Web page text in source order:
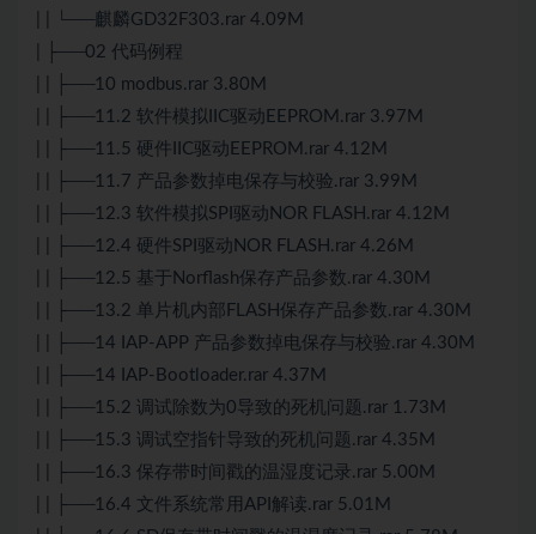
| | └──麒麟GD32F303.rar 4.09M
| ├──02 代码例程
| | ├──10 modbus.rar 3.80M
| | ├──11.2 软件模拟IIC驱动EEPROM.rar 3.97M
| | ├──11.5 硬件IIC驱动EEPROM.rar 4.12M
| | ├──11.7 产品参数掉电保存与校验.rar 3.99M
| | ├──12.3 软件模拟SPI驱动NOR FLASH.rar 4.12M
| | ├──12.4 硬件SPI驱动NOR FLASH.rar 4.26M
| | ├──12.5 基于Norflash保存产品参数.rar 4.30M
| | ├──13.2 单片机内部FLASH保存产品参数.rar 4.30M
| | ├──14 IAP-APP 产品参数掉电保存与校验.rar 4.30M
| | ├──14 IAP-Bootloader.rar 4.37M
| | ├──15.2 调试除数为0导致的死机问题.rar 1.73M
| | ├──15.3 调试空指针导致的死机问题.rar 4.35M
| | ├──16.3 保存带时间戳的温湿度记录.rar 5.00M
| | ├──16.4 文件系统常用API解读.rar 5.01M